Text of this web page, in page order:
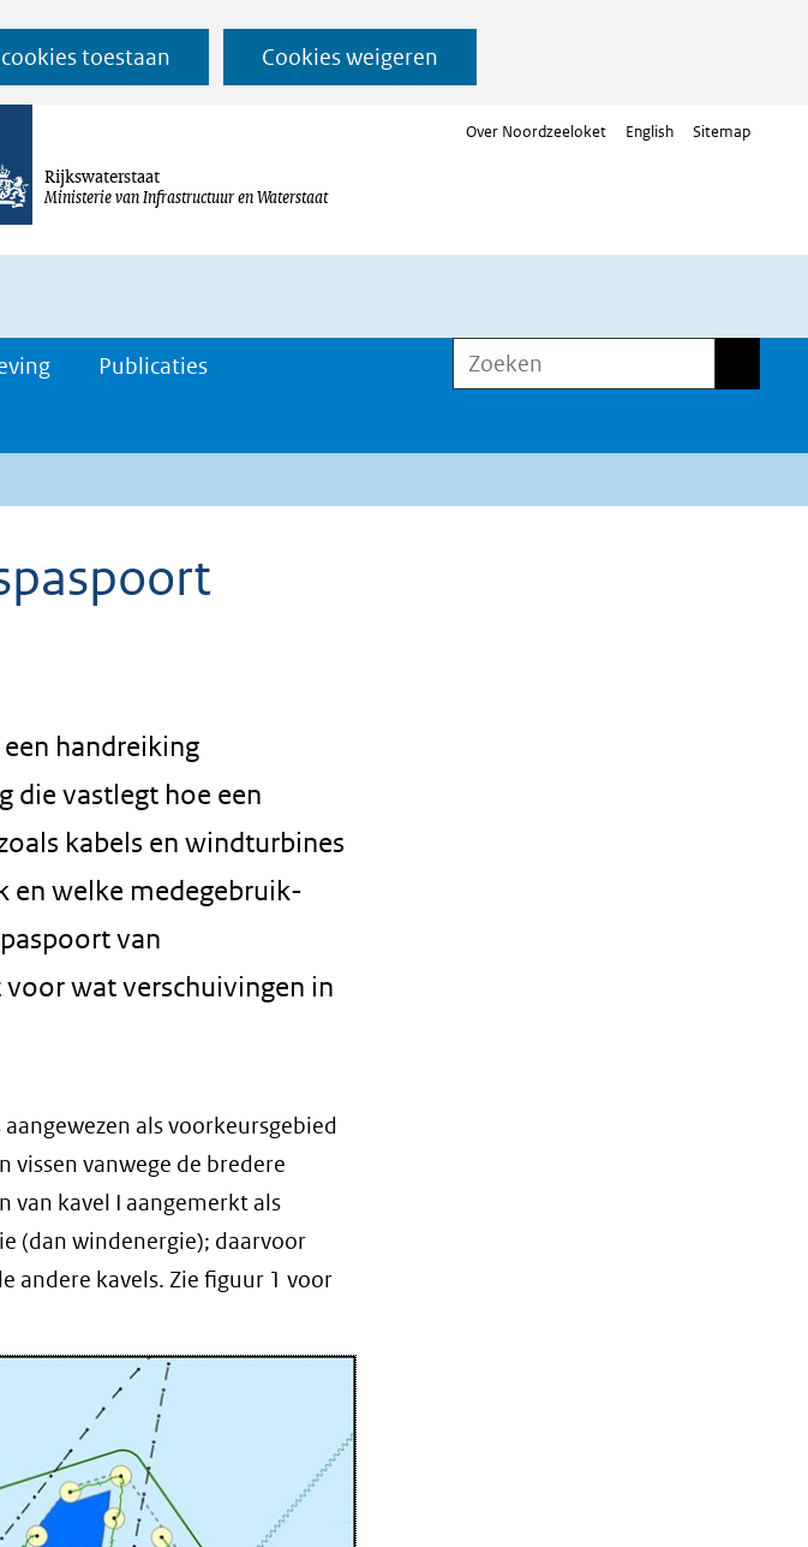
toestaan Cookies weigeren
Ga
naar
de
Rijkswaterstaat
Ministerie van Infrastructuur en Waterstaat
Over Noordzeeloket English Sitemap
Publicaties Zoeken
handreiking
die vastlegt hoe een
kabels en windturbines
en welke medegebruik-
van
wat verschuivingen in
als voorkeursgebied
vissen vanwege de bredere
van kavel I aangemerkt als
(dan windenergie); daarvoor
andere kavels. Zie figuur 1 voor